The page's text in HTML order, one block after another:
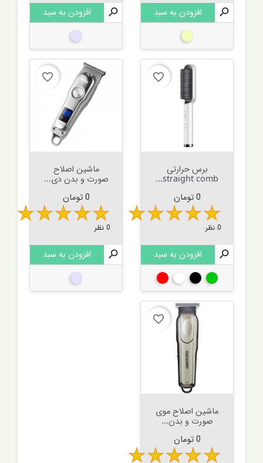

افزودن به سبد
بژ

افزودن به سبد
نقره ای
favorite_border
برس حرارتی
straight comb...
قیمت
0 تومان
0 نظر

افزودن به سبد
سبز مشکی سفیدقرمز
favorite_border
ماشین اصلاح
صورت و بدن دی...
قیمت
0 تومان
0 نظر

افزودن به سبد
نقره ای
favorite_border
ماشین اصلاح موی
صورت و بدن...
قیمت
0 تومان